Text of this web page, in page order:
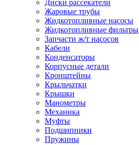
Диски рассекатели
Жаровые трубы
Жидкотопливные насосы
Жидкотопливные фильтры
Запчасти ж/т насосов
Кабели
Конденсаторы
Корпусные детали
Кронштейны
Крыльчатки
Крышки
Манометры
Механика
Муфты
Подшипники
Пружины